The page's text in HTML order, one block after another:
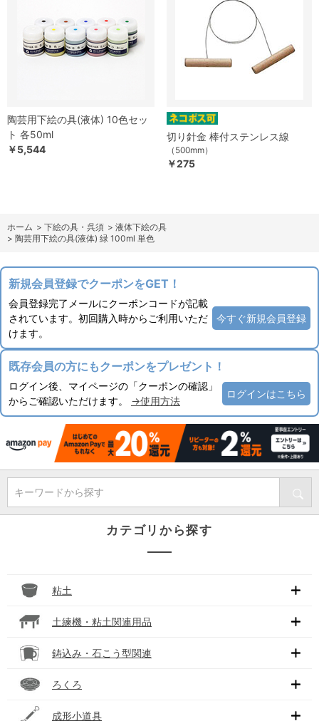
陶芸用下絵の具(液体) 10色セッ
ト 各50ml
￥5,544
切り針金 棒付ステンレス線
（500mm）
￥275
ホーム > 下絵の具・呉須 > 液体下絵の具
> 陶芸用下絵の具(液体) 緑 100ml 単色
新規会員登録でクーポンをGET！
会員登録完了メールにクーポンコードが記載
されています。初回購入時からご利用いただ
けます。
今すぐ新規会員登録
既存会員の方にもクーポンをプレゼント！
ログイン後、マイページの「クーポンの確認」
からご確認いただけます。 →使用方法
ログインはこちら
キーワードから探す
カテゴリから探す
粘土
土練機・粘土関連用品
鋳込み・石こう型関連
ろくろ
成形小道具